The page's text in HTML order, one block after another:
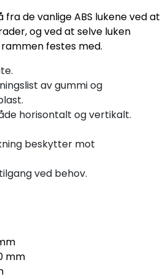
fra de vanlige ABS lukene ved at
og ved at selve luken
festes med.
av gummi og
horisontalt og vertikalt.
beskytter mot
ved behov.
mm